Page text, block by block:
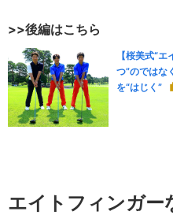
>>後編はこちら
【桜美式“
つ”のではな
を“はじく”
エイトフィンガー